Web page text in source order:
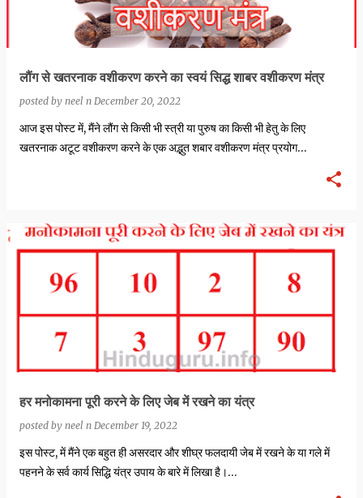
लौंग से खतरनाक वशीकरण करने का स्वयं सिद्ध शाबर वशीकरण मंत्र
posted by neel n December 20, 2022
आज इस पोस्ट में, मैंने लौंग से किसी भी स्त्री या पुरुष का किसी भी हेतु के लिए
खतरनाक अटूट वशीकरण करने के एक अद्भुत शबार वशीकरण मंत्र प्रयोग…
हर मनोकामना पूरी करने के लिए जेब में रखने का यंत्र
posted by neel n December 19, 2022
इस पोस्ट, में मैंने एक बहुत ही असरदार और शीघ्र फलदायी जेब में रखने के या गले में
पहनने के सर्व कार्य सिद्धि यंत्र उपाय के बारे में लिखा है।…